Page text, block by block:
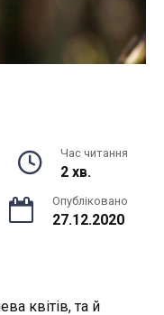
Час читання
2 хв.
Опубліковано
27.12.2020
квітів, та й